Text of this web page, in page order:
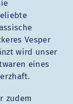
Vesper
wird unser
eines
zudem